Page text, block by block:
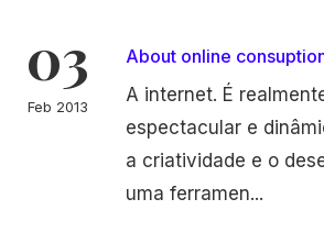
03
Feb 2013
About online
A internet. É
espectacular e
a criatividade e o
uma ferramen...